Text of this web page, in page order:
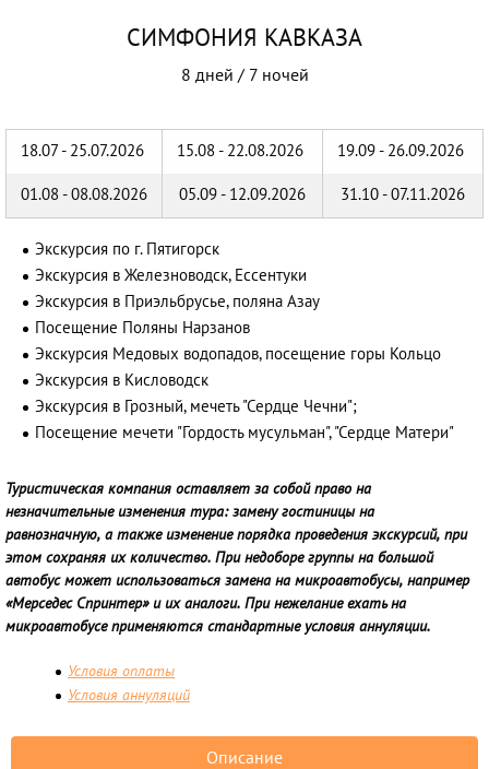
СИМФОНИЯ КАВКАЗА
8 дней / 7 ночей
18.07 - 25.07.2026 15.08 - 22.08.2026 19.09 - 26.09.2026
01.08 - 08.08.2026 05.09 - 12.09.2026 31.10 - 07.11.2026
Экскурсия по г. Пятигорск
Экскурсия в Железноводск, Ессентуки
Экскурсия в Приэльбрусье, поляна Азау
Посещение Поляны Нарзанов
Экскурсия Медовых водопадов, посещение горы Кольцо
Экскурсия в Кисловодск
Экскурсия в Грозный, мечеть "Сердце Чечни";
Посещение мечети "Гордость мусульман", "Сердце Матери"
Туристическая компания оставляет за собой право на
незначительные изменения тура: замену гостиницы на
равнозначную, а также изменение порядка проведения экскурсий, при
этом сохраняя их количество. При недоборе группы на большой
автобус может использоваться замена на микроавтобусы, например
«Мерседес Спринтер» и их аналоги. При нежелание ехать на
микроавтобусе применяются стандартные условия аннуляции.
Условия оплаты
Условия аннуляций
Описание